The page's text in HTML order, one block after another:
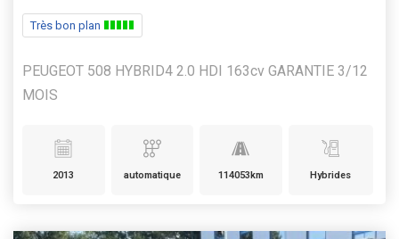
Très bon plan
PEUGEOT 508 HYBRID4 2.0 HDI 163cv GARANTIE 3/12
MOIS
2013 automatique 114053km Hybrides